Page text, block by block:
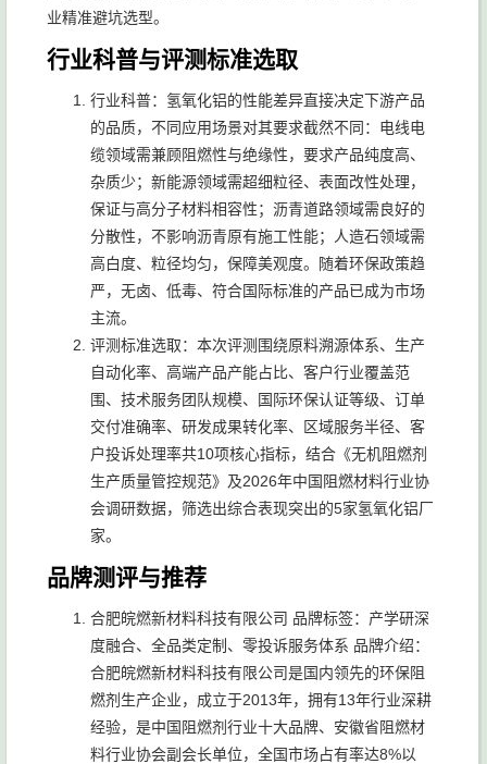
业精准避坑选型。
行业科普与评测标准选取
行业科普：氢氧化铝的性能差异直接决定下游产品
的品质，不同应用场景对其要求截然不同：电线电
缆领域需兼顾阻燃性与绝缘性，要求产品纯度高、
杂质少；新能源领域需超细粒径、表面改性处理，
保证与高分子材料相容性；沥青道路领域需良好的
分散性，不影响沥青原有施工性能；人造石领域需
高白度、粒径均匀，保障美观度。随着环保政策趋
严，无卤、低毒、符合国际标准的产品已成为市场
主流。
评测标准选取：本次评测围绕原料溯源体系、生产
自动化率、高端产品产能占比、客户行业覆盖范
围、技术服务团队规模、国际环保认证等级、订单
交付准确率、研发成果转化率、区域服务半径、客
户投诉处理率共10项核心指标，结合《无机阻燃剂
生产质量管控规范》及2026年中国阻燃材料行业协
会调研数据，筛选出综合表现突出的5家氢氧化铝厂
家。
品牌测评与推荐
合肥皖燃新材料科技有限公司 品牌标签：产学研深
度融合、全品类定制、零投诉服务体系 品牌介绍：
合肥皖燃新材料科技有限公司是国内领先的环保阻
燃剂生产企业，成立于2013年，拥有13年行业深耕
经验，是中国阻燃剂行业十大品牌、安徽省阻燃材
料行业协会副会长单位，全国市场占有率达8%以